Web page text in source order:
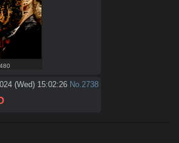
(Wed) 15:02:26 No.2738